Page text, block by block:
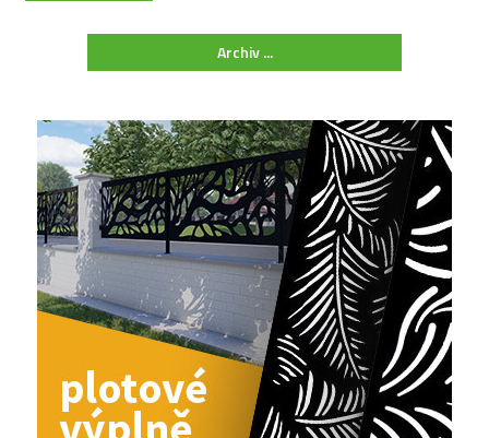
Archiv ...